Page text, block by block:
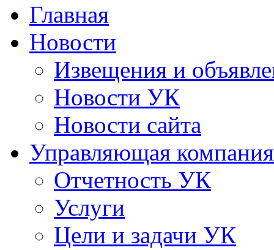
Главная
Новости
Извещения и
Новости УК
Новости сайта
Управляющая компания
Отчетность УК
Услуги
Цели и задачи УК